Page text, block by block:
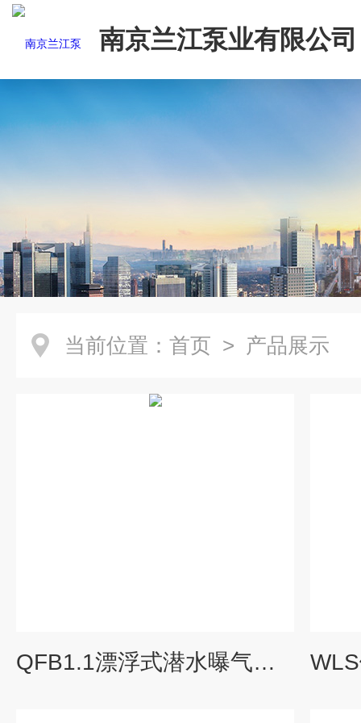
南京兰江泵业有限公司
当前位置： 首页 > 产品展示
QFB1.1漂浮式潜水曝气机选型